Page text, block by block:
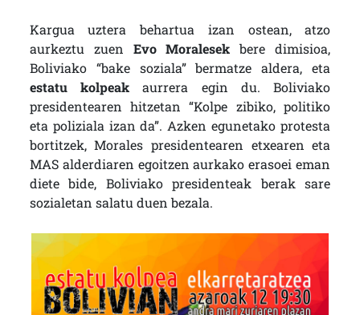
Kargua uztera behartua izan ostean, atzo
aurkeztu zuen Evo Moralesek bere dimisioa,
Boliviako “bake soziala” bermatze aldera, eta
estatu kolpeak aurrera egin du. Boliviako
presidentearen hitzetan “Kolpe zibiko, politiko
eta poliziala izan da”. Azken egunetako protesta
bortitzek, Morales presidentearen etxearen eta
MAS alderdiaren egoitzen aurkako erasoei eman
diete bide, Boliviako presidenteak berak sare
sozialetan salatu duen bezala.